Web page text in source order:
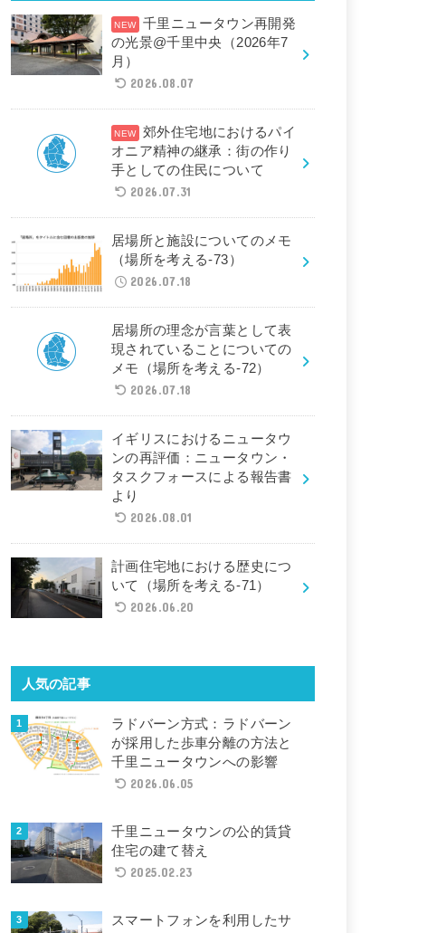
千里ニュータウン再開発
の光景@千里中央（2026年7
月）
2026.08.07
郊外住宅地におけるパイ
オニア精神の継承：街の作り
手としての住民について
2026.07.31
居場所と施設についてのメモ
（場所を考える-73）
2026.07.18
居場所の理念が言葉として表
現されていることについての
メモ（場所を考える-72）
2026.07.18
イギリスにおけるニュータウ
ンの再評価：ニュータウン・
タスクフォースによる報告書
より
2026.08.01
計画住宅地における歴史につ
いて（場所を考える-71）
2026.06.20
人気の記事
ラドバーン方式：ラドバーン
が採用した歩車分離の方法と
千里ニュータウンへの影響
2026.06.05
千里ニュータウンの公的賃貸
住宅の建て替え
2025.02.23
スマートフォンを利用したサ